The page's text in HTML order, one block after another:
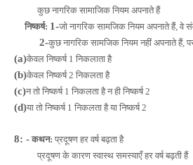
कुछ नागरिक सामाजिक नियम अपनाते हैं
निष्कर्ष: 1-जो नागरिक सामजिक नियम अपनाते हैं, वे
2-कुछ नागरिक सामजिक नियम नहीं अपनाते हैं,
(a)केवल निष्कर्ष 1 निकलाता है
(b)केवल निष्कर्ष 2 निकलता है
(c)न तो निष्कर्ष 1 निकलता है न ही निष्कर्ष 2
(d)या तो निष्कर्ष 1 निकलता है या निष्कर्ष 2
8: - कथन: प्रदूषण हर वर्ष बढ़ता है
प्रदूषण के कारण स्वास्थ समस्याएँ हर वर्ष बढ़ती हैं